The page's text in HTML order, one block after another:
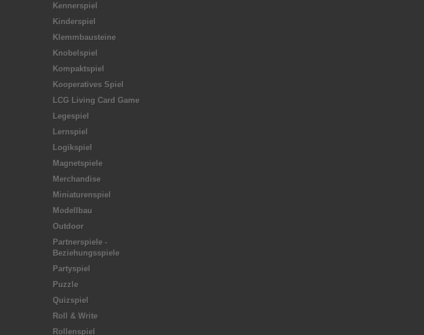
Kennerspiel
Kinderspiel
Klemmbausteine
Knobelspiel
Kompaktspiel
Kooperatives Spiel
LCG Living Card Game
Legespiel
Lernspiel
Logikspiel
Magnetspiele
Merchandise
Miniaturenspiel
Modellbau
Outdoor
Partnerspiele -
Beziehungsspiele
Partyspiel
Puzzle
Quizspiel
Roll & Write
Rollenspiel